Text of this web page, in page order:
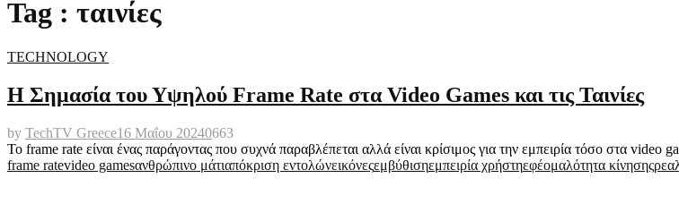
Tag : ταινίες
TECHNOLOGY
Η Σημασία του Υψηλού Frame Rate στα Video Games και τις Ταινίες
by TechTV Greece16 Μαΐου 20240663
Το frame rate είναι ένας παράγοντας που συχνά παραβλέπεται αλλά είναι κρίσιμος για την εμπειρία τόσο στα video
frame ratevideo gamesανθρώπινο μάτιαπόκριση εντολώνεικόνεςεμβύθισηεμπειρία χρήστηεφέομαλότητα κίνησης